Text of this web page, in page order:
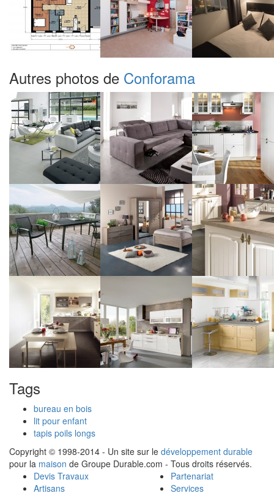
Autres photos de Conforama
Tags
bureau en bois
lit pour enfant
tapis poils longs
Copyright © 1998-2014 - Un site sur le développement durable
pour la maison de Groupe Durable.com - Tous droits réservés.
Devis Travaux
Artisans
Partenariat
Services